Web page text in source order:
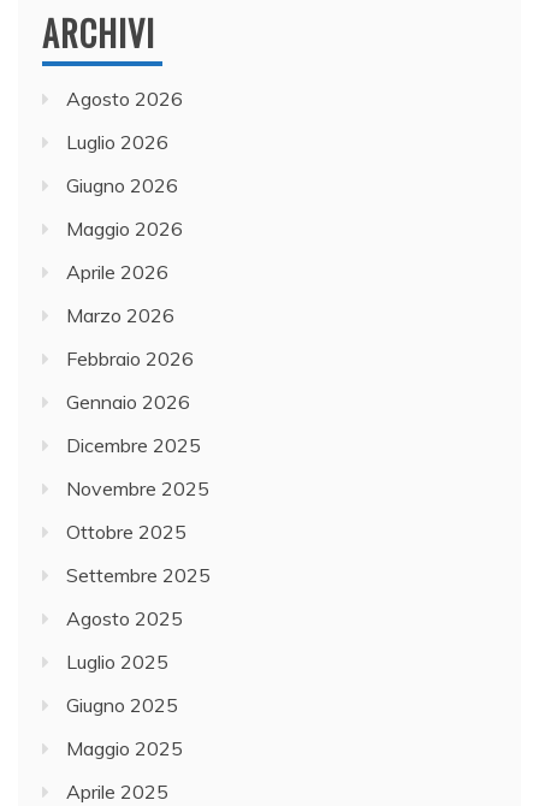
ARCHIVI
Agosto 2026
Luglio 2026
Giugno 2026
Maggio 2026
Aprile 2026
Marzo 2026
Febbraio 2026
Gennaio 2026
Dicembre 2025
Novembre 2025
Ottobre 2025
Settembre 2025
Agosto 2025
Luglio 2025
Giugno 2025
Maggio 2025
Aprile 2025